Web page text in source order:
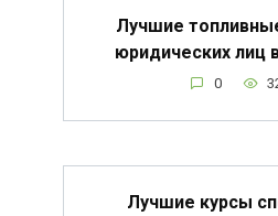
Лучшие
юридических лиц
0
Лучшие курсы